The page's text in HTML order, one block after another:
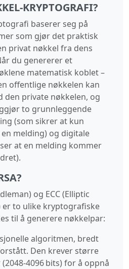
baserer seg på
som gjør det praktisk
privat nøkkel fra dens
du genererer et
matematisk koblet –
offentlige nøkkelen kan
den private nøkkelen, og
to grunnleggende
(som sikrer at kun
melding) og digitale
at en melding kommer
og ECC (Elliptic
er to ulike kryptografiske
til å generere nøkkelpar:
algoritmen, bredt
Den krever større
bits) for å oppnå